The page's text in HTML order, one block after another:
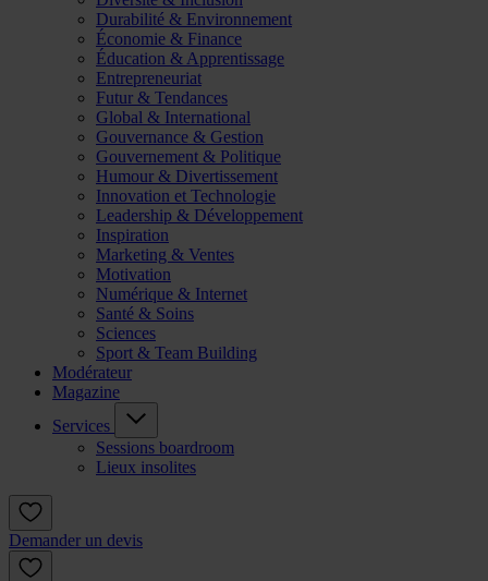
Durabilité & Environnement
Économie & Finance
Éducation & Apprentissage
Entrepreneuriat
Futur & Tendances
Global & International
Gouvernance & Gestion
Gouvernement & Politique
Humour & Divertissement
Innovation et Technologie
Leadership & Développement
Inspiration
Marketing & Ventes
Motivation
Numérique & Internet
Santé & Soins
Sciences
Sport & Team Building
Modérateur
Magazine
Services
Sessions boardroom
Lieux insolites
Demander un devis